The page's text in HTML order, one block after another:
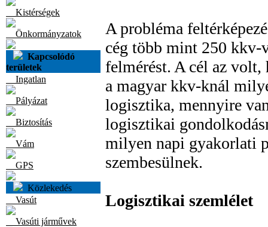
Kistérségek
Önkormányzatok
Kapcsolódó
területek
Ingatlan
Pályázat
Biztosítás
Vám
GPS
Közlekedés
Vasút
Vasúti járművek
A probléma
cég több mint 250 kkv-
felmérést. A cél az
a magyar kkv-knál
logisztika, mennyire
logisztikai
milyen napi gyakorlati
szembesülnek.
Logisztikai szemlélet